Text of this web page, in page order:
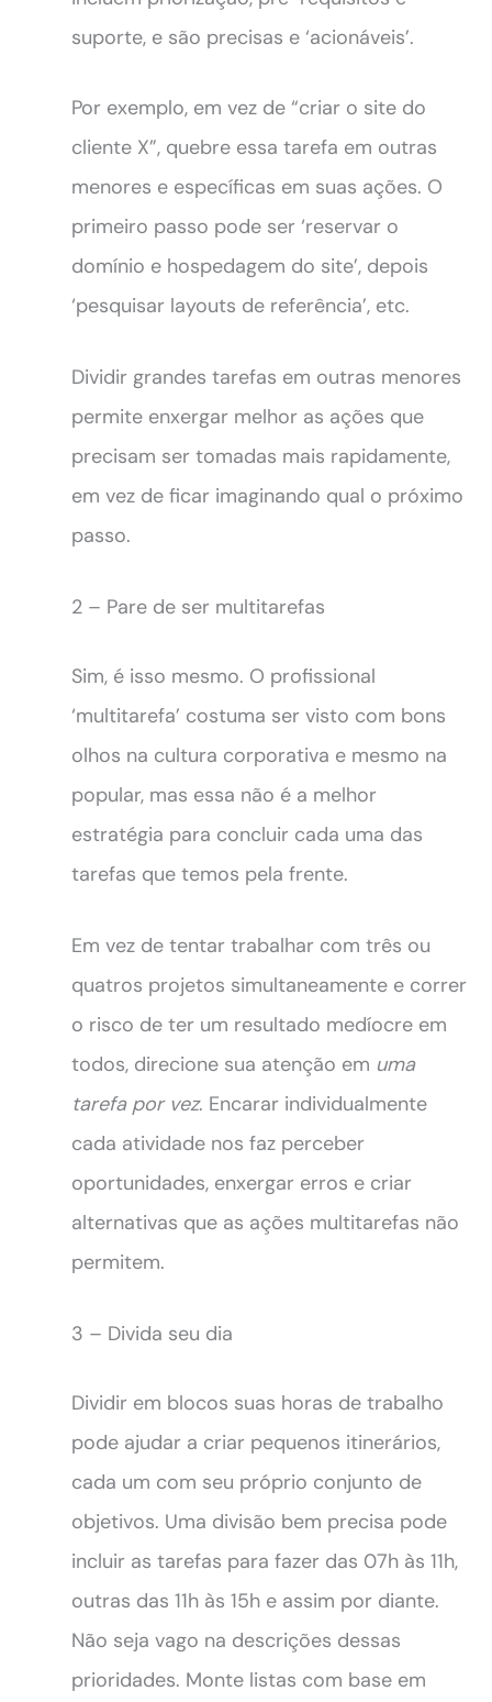
suporte, e são precisas e ‘acionáveis’.
Por exemplo, em vez de “criar o site do
cliente X”, quebre essa tarefa em outras
menores e específicas em suas ações. O
primeiro passo pode ser ‘reservar o
domínio e hospedagem do site’, depois
‘pesquisar layouts de referência’, etc.
Dividir grandes tarefas em outras menores
permite enxergar melhor as ações que
precisam ser tomadas mais rapidamente,
em vez de ficar imaginando qual o próximo
passo.
2 – Pare de ser multitarefas
Sim, é isso mesmo. O profissional
‘multitarefa’ costuma ser visto com bons
olhos na cultura corporativa e mesmo na
popular, mas essa não é a melhor
estratégia para concluir cada uma das
tarefas que temos pela frente.
Em vez de tentar trabalhar com três ou
quatros projetos simultaneamente e correr
o risco de ter um resultado medíocre em
todos, direcione sua atenção em uma
tarefa por vez. Encarar individualmente
cada atividade nos faz perceber
oportunidades, enxergar erros e criar
alternativas que as ações multitarefas não
permitem.
3 – Divida seu dia
Dividir em blocos suas horas de trabalho
pode ajudar a criar pequenos itinerários,
cada um com seu próprio conjunto de
objetivos. Uma divisão bem precisa pode
incluir as tarefas para fazer das 07h às 11h,
outras das 11h às 15h e assim por diante.
Não seja vago na descrições dessas
prioridades. Monte listas com base em